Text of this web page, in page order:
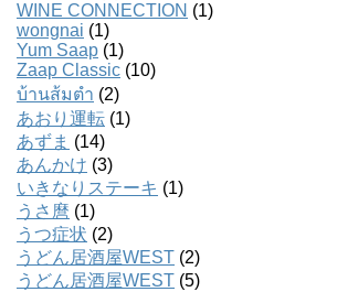
WINE CONNECTION (1)
wongnai (1)
Yum Saap (1)
Zaap Classic (10)
บ้านส้มตํา (2)
あおり運転 (1)
あずま (14)
あんかけ (3)
いきなりステーキ (1)
うさ麿 (1)
うつ症状 (2)
うどん居酒屋WEST (2)
うどん居酒屋WEST (5)